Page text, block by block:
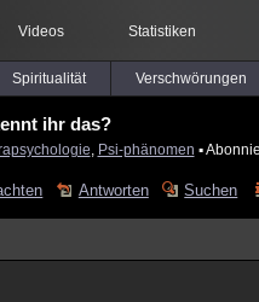
Videos Statistiken
Spiritualität Verschwörungen
ihr das?
Psi-phänomen ▪
Antworten Suchen